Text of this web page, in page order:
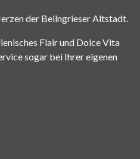
der Beilngrieser Altstadt.
Flair und Dolce Vita
sogar bei Ihrer eigenen